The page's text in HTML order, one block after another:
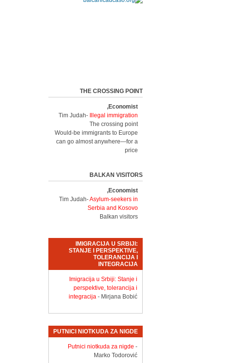
THE CROSSING POINT
Economist,
Tim Judah-
Illegal immigration
The crossing point
Would-be immigrants to Europe
can go almost anywhere—for a
price
BALKAN VISITORS
Economist,
Tim Judah-Asylum-seekers in
Serbia and Kosovo
Balkan visitors
IMIGRACIJA U SRBIJI:
STANJE I PERSPEKTIVE,
TOLERANCIJA I
INTEGRACIJA
Imigracija u Srbiji: Stanje i
perspektive, tolerancija i
integracija - Mirjana Bobić
PUTNICI NIOTKUDA ZA NIGDE
Putnici niotkuda za nigde -
Marko Todorović